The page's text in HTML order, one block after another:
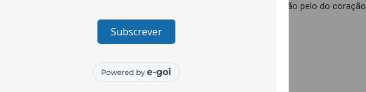
violência, substituindo o bater de mão pelo do
quebrando padrões.